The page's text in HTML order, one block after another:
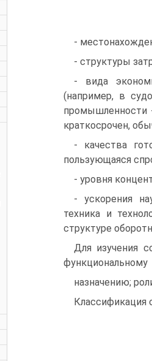
-
- структуры
- вида
(например, в
промышленности
краткосрочен,
- качества
пользующаяся
- уровня
- ускорения
техника и
структуре
Для изучения
функциональному
назначению;
Классификация